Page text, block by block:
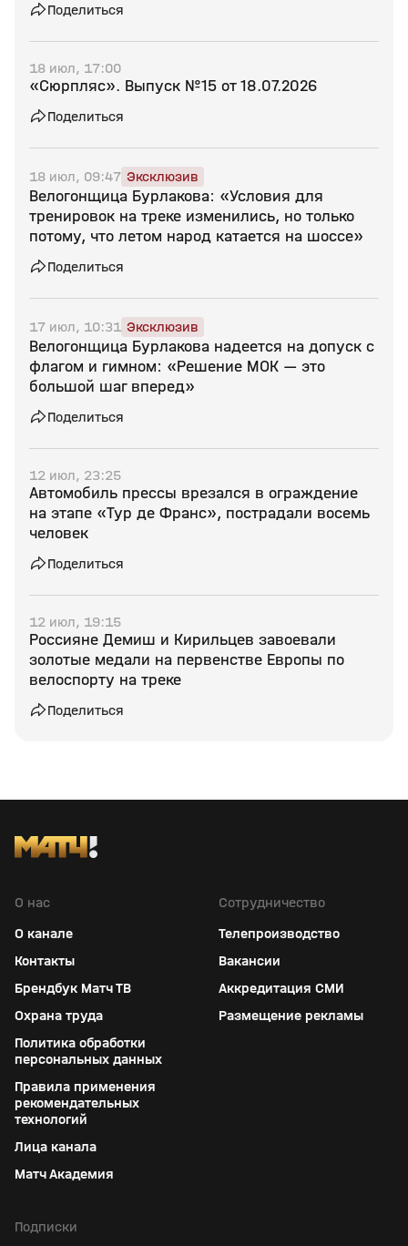
Поделиться
18 июл, 17:00
«Сюрпляс». Выпуск №15 от 18.07.2026
Поделиться
18 июл, 09:47 Эксклюзив
Велогонщица Бурлакова: «Условия для
тренировок на треке изменились, но только
потому, что летом народ катается на шоссе»
Поделиться
17 июл, 10:31 Эксклюзив
Велогонщица Бурлакова надеется на допуск с
флагом и гимном: «Решение МОК — это
большой шаг вперед»
Поделиться
12 июл, 23:25
Автомобиль прессы врезался в ограждение
на этапе «Тур де Франс», пострадали восемь
человек
Поделиться
12 июл, 19:15
Россияне Демиш и Кирильцев завоевали
золотые медали на первенстве Европы по
велоспорту на треке
Поделиться
О нас
О канале
Контакты
Брендбук Матч ТВ
Охрана труда
Политика обработки
персональных данных
Правила применения
рекомендательных
технологий
Лица канала
Матч Академия
Сотрудничество
Телепроизводство
Вакансии
Аккредитация СМИ
Размещение рекламы
Подписки